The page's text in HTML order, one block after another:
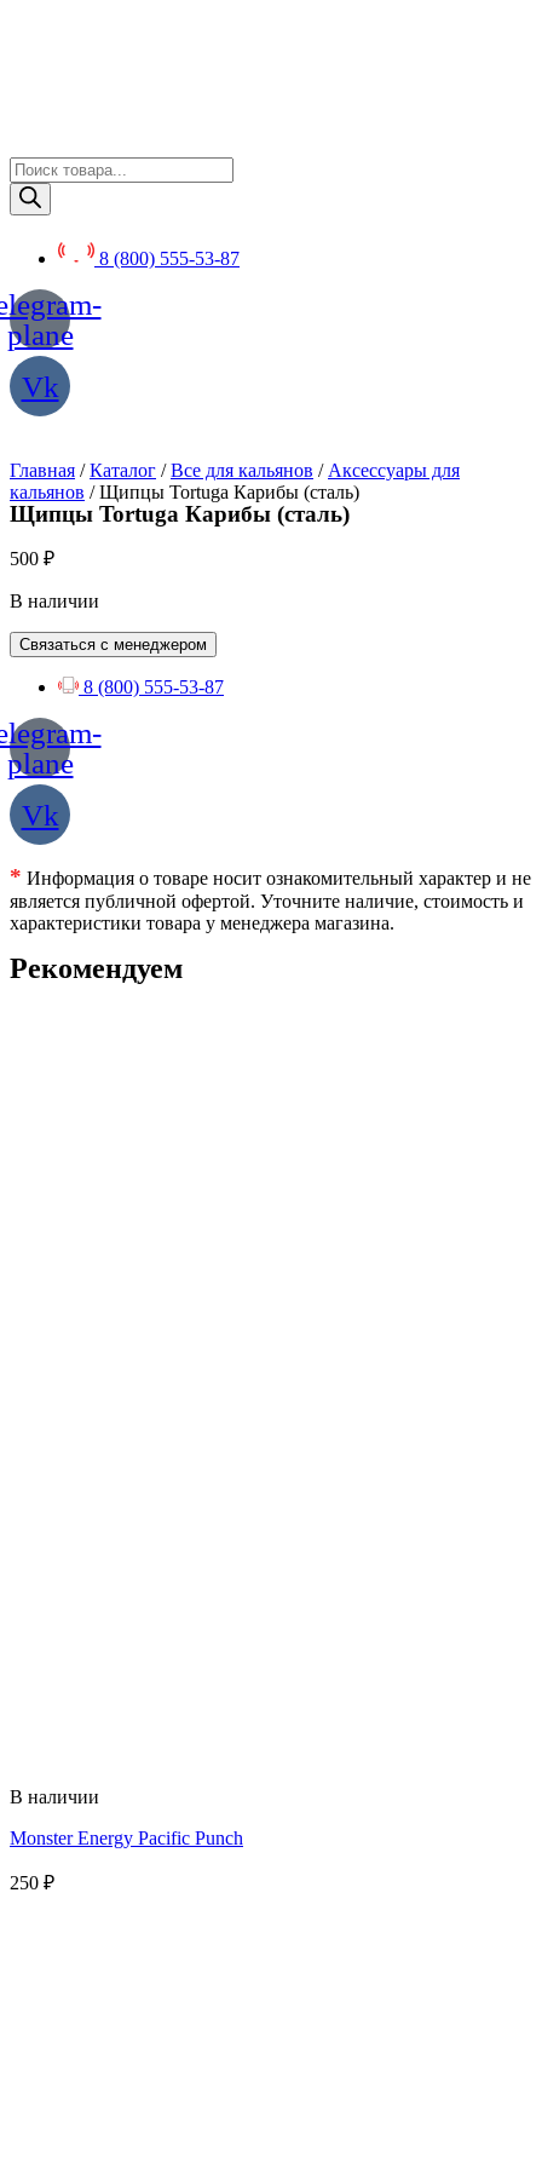
Поиск
товаров
8 (800) 555-53-87
plane
Vk
Главная /Каталог /Все для кальянов / Аксессуары для
кальянов / Щипцы Tortuga Карибы (сталь)
Щипцы Tortuga Карибы (сталь)
500 ₽
В наличии
Связаться с менеджером
8 (800) 555-53-87
plane
Vk
* Информация о товаре носит ознакомительный характер и не
является публичной офертой. Уточните наличие, стоимость и
характеристики товара у менеджера магазина.
Рекомендуем
В наличии
Monster Energy Pacific Punch
250 ₽